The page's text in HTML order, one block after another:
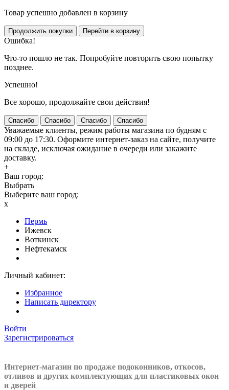
Товар успешно добавлен в корзину
Ошибка!
Что-то пошло не так. Попробуйте повторить свою попытку
позднее.
Успешно!
Все хорошо, продолжайте свои действия!
Спасибо Спасибо Спасибо Спасибо
Уважаемые клиенты, режим работы магазина по будням с
09:00 до 17:30. Оформите интернет-заказ на сайте, получите
на складе, исключая ожидание в очереди или закажите
доставку.
+
Ваш город:
Выбрать
Выберите ваш город:
x
Пермь
Ижевск
Воткинск
Нефтекамск
Личный кабинет:
Избранное
Написать директору
Войти
Зарегистрироваться
Интернет-магазин по продаже подоконников, откосов,
отливов и других комплектующих для пластиковых окон
и дверей